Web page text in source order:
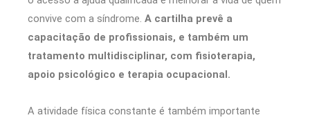
convive com a síndrome. A cartilha prevê a
capacitação de profissionais, e também um
tratamento multidisciplinar, com fisioterapia,
apoio psicológico e terapia ocupacional.
A atividade física constante é também importante